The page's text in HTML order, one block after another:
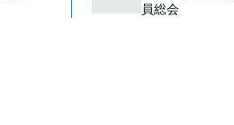
員総会